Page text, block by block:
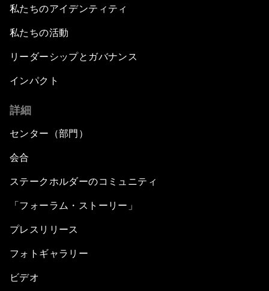
私たちのアイデンティティ
私たちの活動
リーダーシップとガバナンス
インパクト
詳細
センター（部門）
会合
ステークホルダーのコミュニティ
「フォーラム・ストーリー」
プレスリリース
フォトギャラリー
ビデオ